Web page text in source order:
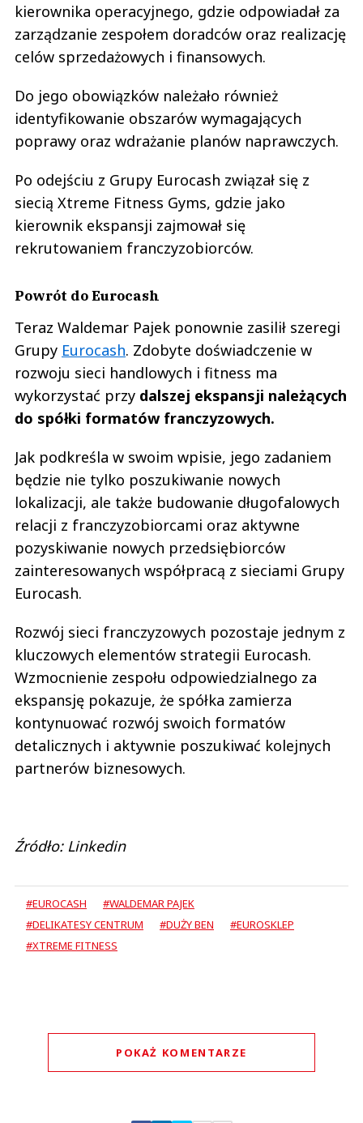
kierownika operacyjnego, gdzie odpowiadał za
zarządzanie zespołem doradców oraz realizację
celów sprzedażowych i finansowych.
Do jego obowiązków należało również
identyfikowanie obszarów wymagających
poprawy oraz wdrażanie planów naprawczych.
Po odejściu z Grupy Eurocash związał się z
siecią Xtreme Fitness Gyms, gdzie jako
kierownik ekspansji zajmował się
rekrutowaniem franczyzobiorców.
Powrót do Eurocash
Teraz Waldemar Pajek ponownie zasilił szeregi
Grupy Eurocash. Zdobyte doświadczenie w
rozwoju sieci handlowych i fitness ma
wykorzystać przy dalszej ekspansji należących
do spółki formatów franczyzowych.
Jak podkreśla w swoim wpisie, jego zadaniem
będzie nie tylko poszukiwanie nowych
lokalizacji, ale także budowanie długofalowych
relacji z franczyzobiorcami oraz aktywne
pozyskiwanie nowych przedsiębiorców
zainteresowanych współpracą z sieciami Grupy
Eurocash.
Rozwój sieci franczyzowych pozostaje jednym z
kluczowych elementów strategii Eurocash.
Wzmocnienie zespołu odpowiedzialnego za
ekspansję pokazuje, że spółka zamierza
kontynuować rozwój swoich formatów
detalicznych i aktywnie poszukiwać kolejnych
partnerów biznesowych.
Źródło: Linkedin
#EUROCASH
#WALDEMAR PAJEK
#DELIKATESY CENTRUM
#DUŻY BEN
#EUROSKLEP
#XTREME FITNESS
POKAŻ KOMENTARZE